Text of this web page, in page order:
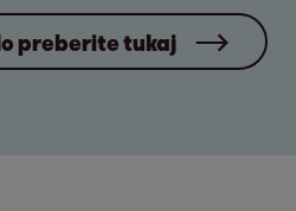
preberite tukaj